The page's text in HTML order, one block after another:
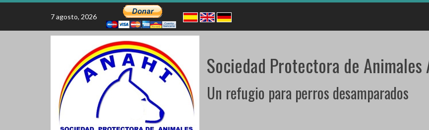
Skip
7 agosto, 2026
Sociedad Protectora de Animales
Un refugio para perros desamparados